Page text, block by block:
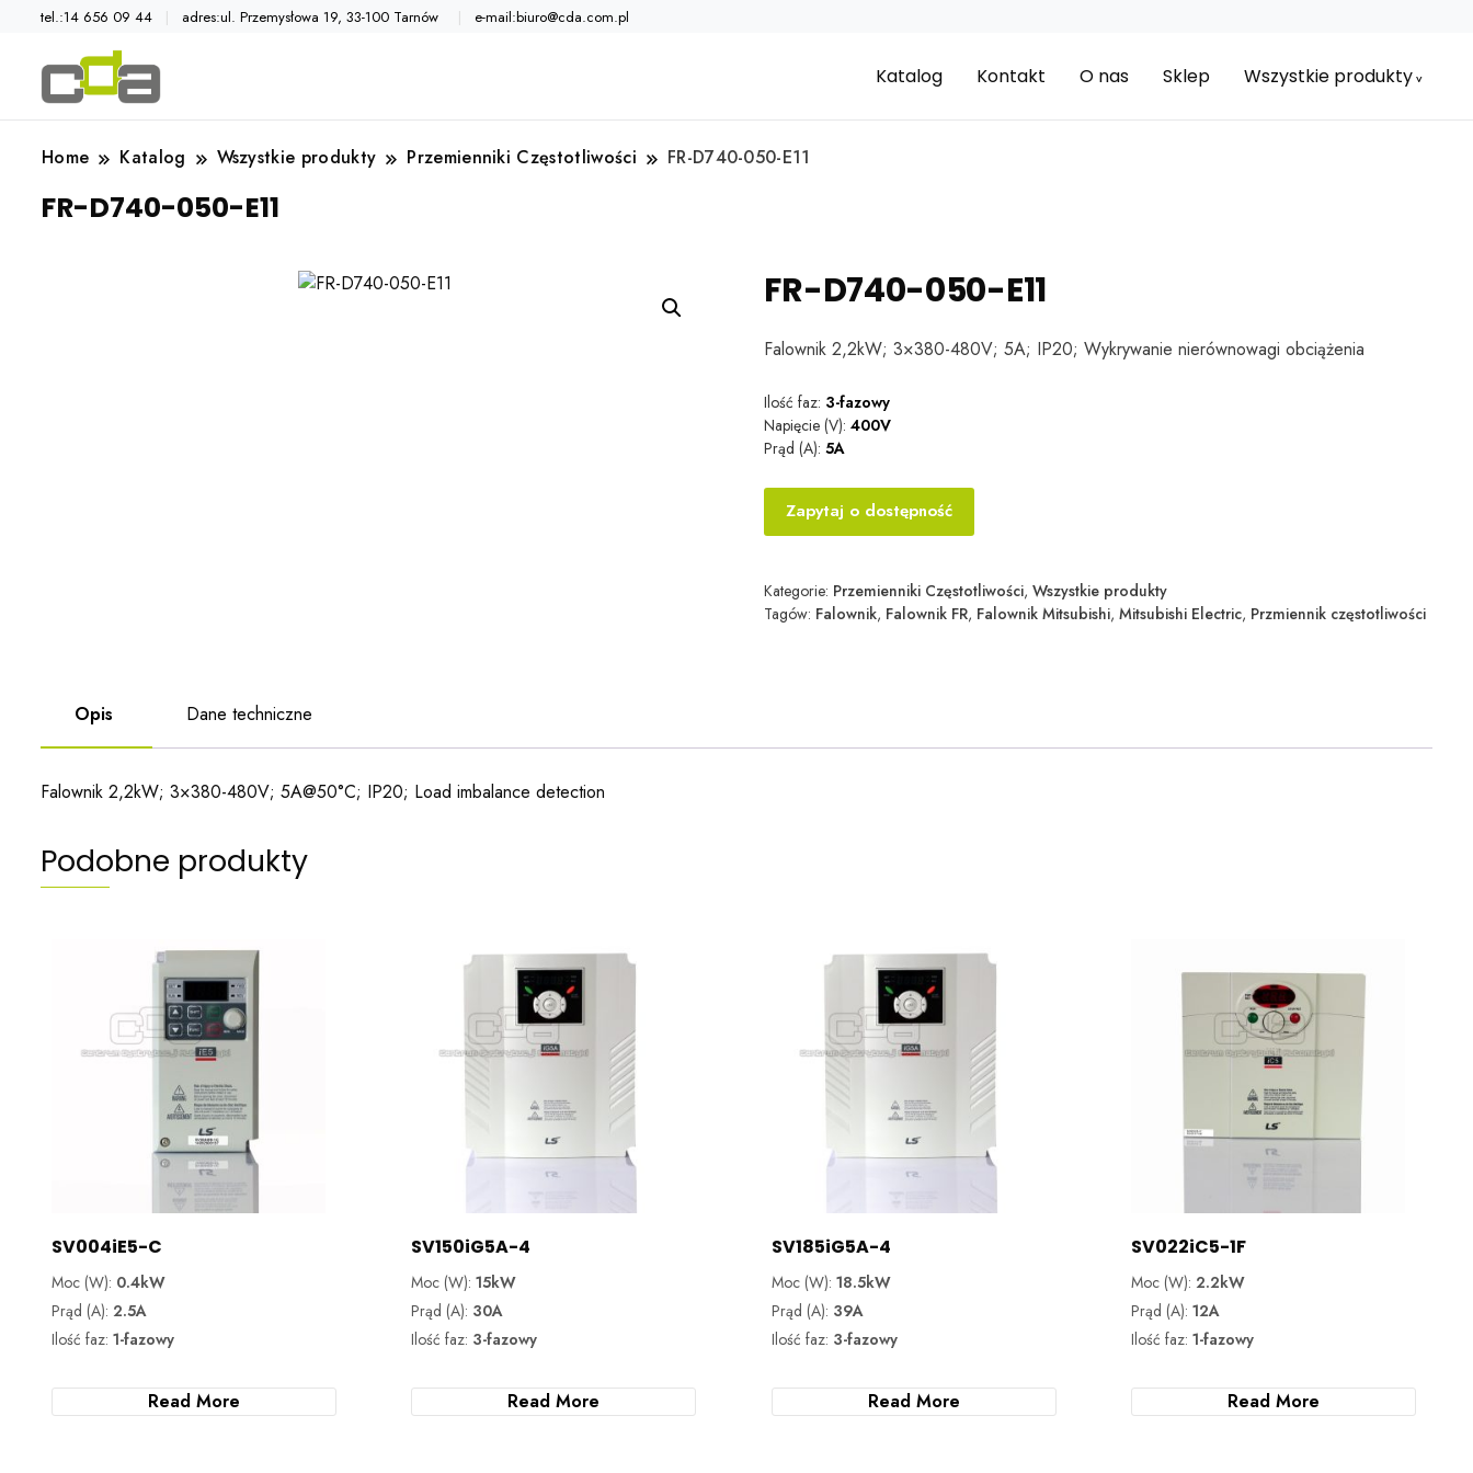
tel.:14 656 09 44 adres:ul. Przemysłowa 19, 33-100 Tarnów e-mail:biuro@cda.com.pl
Katalog Kontakt O nas Sklep Wszystkie produkty
Home Katalog Wszystkie produkty Przemienniki Częstotliwości FR-D740-050-E11
FR-D740-050-E11
FR-D740-050-E11
Falownik 2,2kW; 3×380-480V; 5A; IP20; Wykrywanie nierównowagi obciążenia
Ilość faz: 3-fazowy
Napięcie (V): 400V
Prąd (A): 5A
Zapytaj o dostępność
Kategorie: Przemienniki Częstotliwości,Wszystkie produkty
Tagów: Falownik, Falownik FR, Falownik Mitsubishi,Mitsubishi Electric, Przmiennik częstotliwości
Opis Dane techniczne
Falownik 2,2kW; 3×380-480V; 5A@50°C; IP20; Load imbalance detection
Podobne produkty
SV004iE5-C
Moc (W): 0.4kW
Prąd (A): 2.5A
Ilość faz: 1-fazowy
Read More
SV150iG5A-4
Moc (W):15kW
Prąd (A): 30A
Ilość faz: 3-fazowy
Read More
SV185iG5A-4
Moc (W): 18.5kW
Prąd (A): 39A
Ilość faz: 3-fazowy
Read More
SV022iC5-1F
Moc (W): 2.2kW
Prąd (A): 12A
Ilość faz: 1-fazowy
Read More